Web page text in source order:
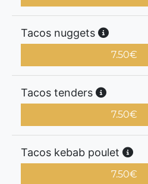
Tacos nuggets
7.50€
Tacos tenders
7.50€
Tacos kebab poulet
7.50€